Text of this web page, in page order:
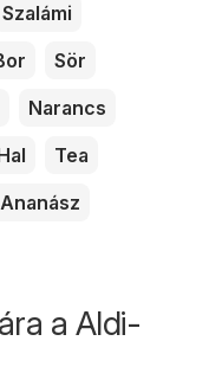
Szalámi
Sör
Narancs
Tea
Ananász
a Aldi-